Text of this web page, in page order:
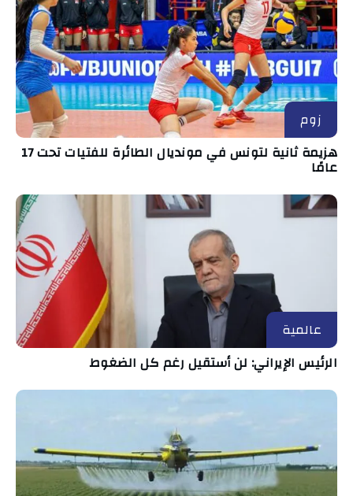
زوم
هزيمة ثانية لتونس في مونديال الطائرة للفتيات تحت 17
عامًا
عالمية
الرئيس الإيراني: لن أستقيل رغم كل الضغوط